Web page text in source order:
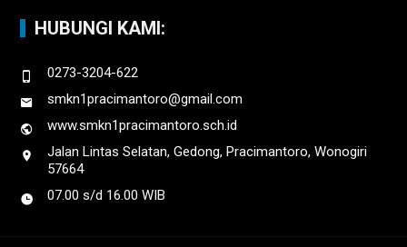
HUBUNGI KAMI:
0273-3204-622
smkn1pracimantoro@gmail.com
www.smkn1pracimantoro.sch.id
Jalan Lintas Selatan, Gedong, Pracimantoro, Wonogiri
57664
07.00 s/d 16.00 WIB